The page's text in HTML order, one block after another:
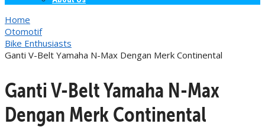
Home
Otomotif
Bike Enthusiasts
Ganti V-Belt Yamaha N-Max Dengan Merk Continental
Ganti V-Belt Yamaha N-Max
Dengan Merk Continental